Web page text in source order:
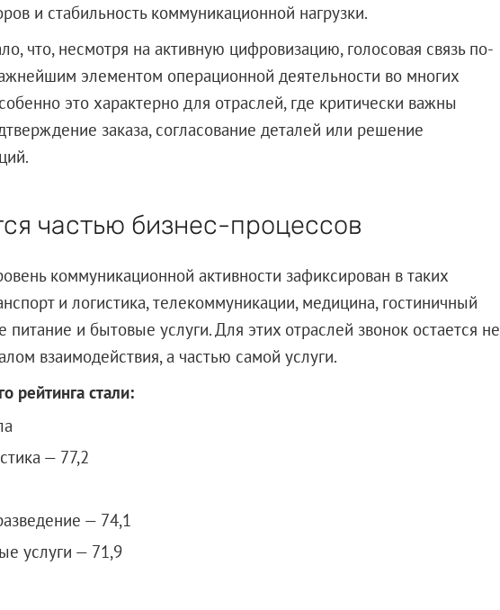
и стабильность коммуникационной нагрузки.
что, несмотря на активную цифровизацию, голосовая связь по-
элементом операционной деятельности во многих
это характерно для отраслей, где критически важны
заказа, согласование деталей или решение
частью бизнес-процессов
коммуникационной активности зафиксирован в таких
и логистика, телекоммуникации, медицина, гостиничный
питание и бытовые услуги. Для этих отраслей звонок остается не
взаимодействия, а частью самой услуги.
рейтинга стали:
— 77,2
— 74,1
услуги — 71,9